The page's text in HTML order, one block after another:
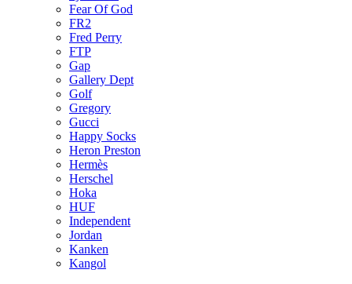
Fear Of God
FR2
Fred Perry
FTP
Gap
Gallery Dept
Golf
Gregory
Gucci
Happy Socks
Heron Preston
Hermès
Hersсhel
Hoka
HUF
Independent
Jordan
Kanken
Kangol